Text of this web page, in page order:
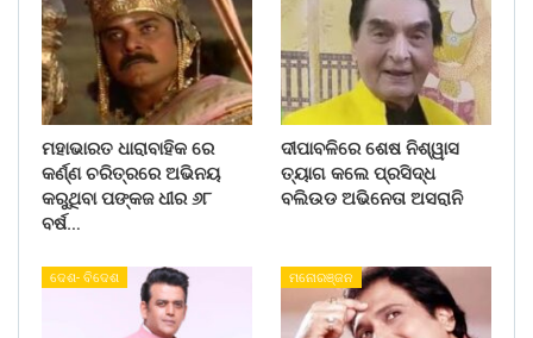
ମହାଭାରତ ଧାରାବାହିକ ରେ
କର୍ଣ୍ଣ ଚରିତ୍ରରେ ଅଭିନୟ
କରୁଥିବା ପଙ୍କଜ ଧୀର ୬୮
ବର୍ଷ…
ଦୀପାବଳିରେ ଶେଷ ନିଶ୍ୱାସ
ତ୍ୟାଗ କଲେ ପ୍ରସିଦ୍ଧ
ବଲିଉଡ ଅଭିନେତା ଅସରାନି
ଦେଶ- ବିଦେଶ ମନୋରଞ୍ଜନ